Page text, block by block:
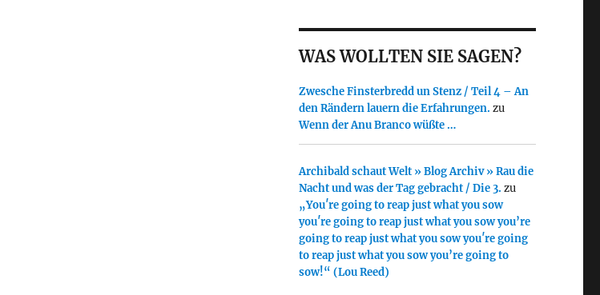
WAS WOLLTEN SIE SAGEN?
Zwesche Finsterbredd un Stenz / Teil 4 – An
den Rändern lauern die Erfahrungen. zu
Wenn der Anu Branco wüßte …
Archibald schaut Welt » Blog Archiv » Rau die
Nacht und was der Tag gebracht / Die 3. zu
„You′re going to reap just what you sow
you′re going to reap just what you sow you’re
going to reap just what you sow you′re going
to reap just what you sow you’re going to
sow!“ (Lou Reed)